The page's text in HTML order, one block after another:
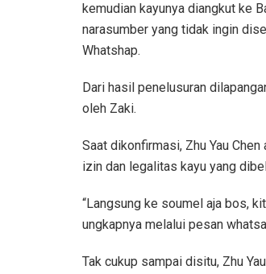
kemudian kayunya diangkut ke
narasumber yang tidak ingin
Whatshap.
Dari hasil penelusuran
oleh Zaki.
Saat dikonfirmasi, Zhu Yau
izin dan legalitas kayu yang
“Langsung ke soumel aja bos,
ungkapnya melalui pesan
Tak cukup sampai disitu, Zhu